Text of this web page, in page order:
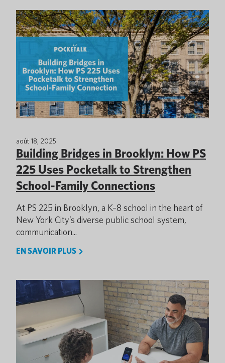
août 18, 2025
Building Bridges in Brooklyn: How PS
225 Uses Pocketalk to Strengthen
School-Family Connections
At PS 225 in Brooklyn, a K–8 school in the heart of
New York City’s diverse public school system,
communication...
EN SAVOIR PLUS